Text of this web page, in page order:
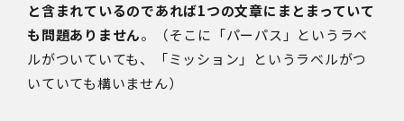
と含まれているのであれば1つの文章にまとまっていて
も問題ありません。（そこに「パーパス」というラベ
ルがついていても、「ミッション」というラベルがつ
いていても構いません）